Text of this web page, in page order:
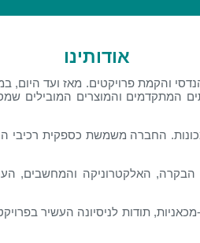
אודותינו
והמוצרים המובילים
החברה משמשת כספקית רכיבי
תודות לניסיונה העשיר